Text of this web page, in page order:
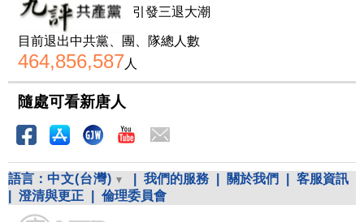
引發三退大潮
目前退出中共黨、團、隊總人數
464,856,587人
隨處可看新唐人
語言： 中文(台灣) 我們的服務 關於我們
客服資訊
澄清與更正 倫理委員會